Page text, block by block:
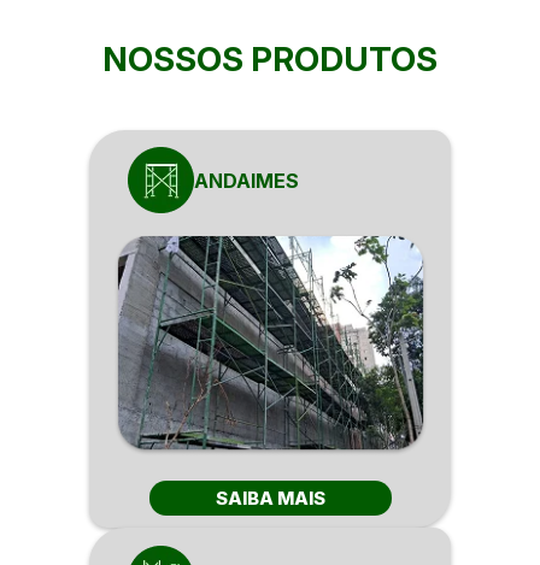
NOSSOS PRODUTOS
ANDAIMES
SAIBA MAIS